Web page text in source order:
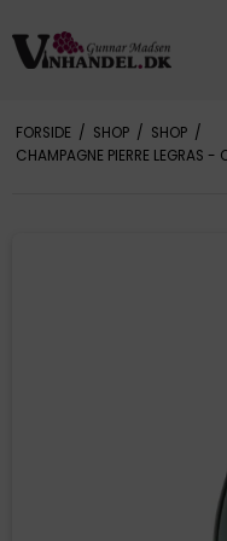
FORSIDE / SHOP / SHOP /
CHAMPAGNE PIERRE LEGRAS -